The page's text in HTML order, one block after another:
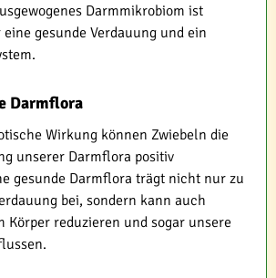
Darmmikrobiom ist
gesunde Verdauung und ein
Darmflora
Wirkung können Zwiebeln die
unserer Darmflora positiv
gesunde Darmflora trägt nicht nur zu
bei, sondern kann auch
Körper reduzieren und sogar unsere